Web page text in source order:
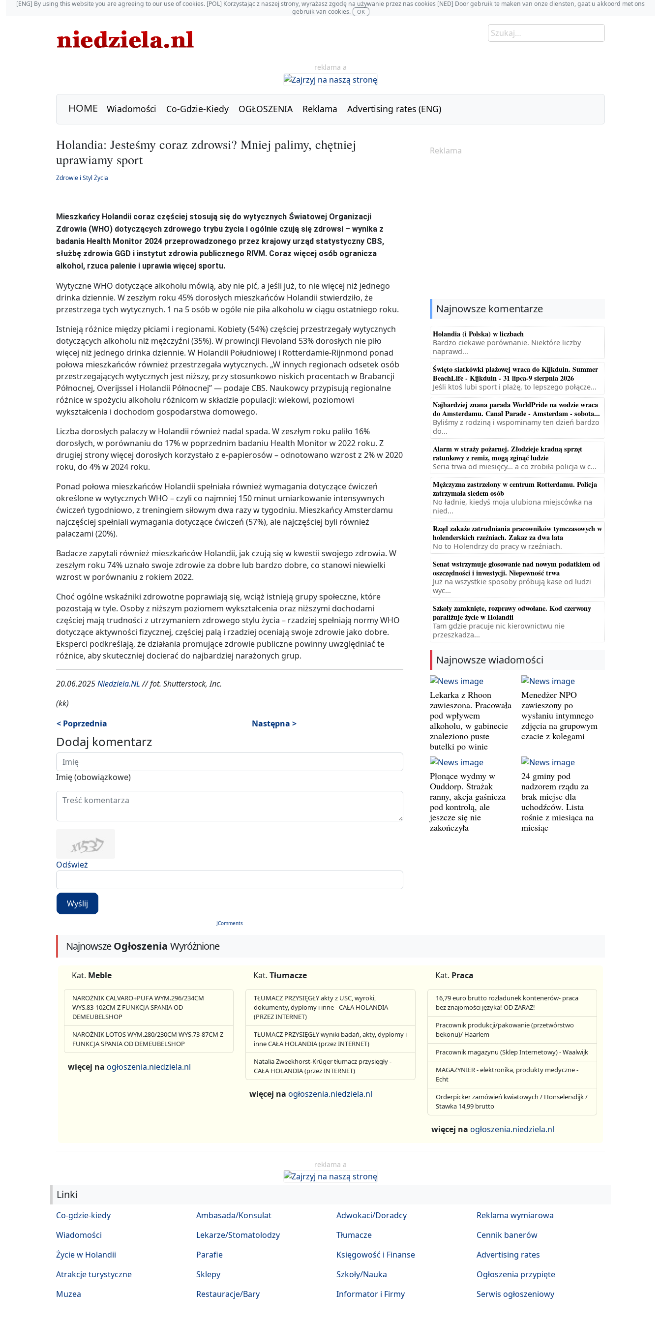
[ENG] By using this website you are agreeing to our use of cookies. [POL] Korzystając z naszej strony, wyrażasz zgodę na używanie przez nas cookies [NED] Door gebruik te maken van onze diensten, gaat u akkoord met ons
gebruik van cookies.
OK
reklama a
HOME Wiadomości Co-Gdzie-Kiedy OGŁOSZENIA Reklama Advertising rates (ENG)
Holandia: Jesteśmy coraz zdrowsi? Mniej palimy, chętniej
uprawiamy sport
Zdrowie i Styl Życia
Mieszkańcy Holandii coraz częściej stosują się do wytycznych Światowej Organizacji
Zdrowia (WHO) dotyczących zdrowego trybu życia i ogólnie czują się zdrowsi – wynika z
badania Health Monitor 2024 przeprowadzonego przez krajowy urząd statystyczny CBS,
służbę zdrowia GGD i instytut zdrowia publicznego RIVM. Coraz więcej osób ogranicza
alkohol, rzuca palenie i uprawia więcej sportu.
Wytyczne WHO dotyczące alkoholu mówią, aby nie pić, a jeśli już, to nie więcej niż jednego
drinka dziennie. W zeszłym roku 45% dorosłych mieszkańców Holandii stwierdziło, że
przestrzega tych wytycznych. 1 na 5 osób w ogóle nie piła alkoholu w ciągu ostatniego roku.
Istnieją różnice między płciami i regionami. Kobiety (54%) częściej przestrzegały wytycznych
dotyczących alkoholu niż mężczyźni (35%). W prowincji Flevoland 53% dorosłych nie piło
więcej niż jednego drinka dziennie. W Holandii Południowej i Rotterdamie-Rijnmond ponad
połowa mieszkańców również przestrzegała wytycznych. „W innych regionach odsetek osób
przestrzegających wytycznych jest niższy, przy stosunkowo niskich procentach w Brabancji
Północnej, Overijssel i Holandii Północnej” — podaje CBS. Naukowcy przypisują regionalne
różnice w spożyciu alkoholu różnicom w składzie populacji: wiekowi, poziomowi
wykształcenia i dochodom gospodarstwa domowego.
Liczba dorosłych palaczy w Holandii również nadal spada. W zeszłym roku paliło 16%
dorosłych, w porównaniu do 17% w poprzednim badaniu Health Monitor w 2022 roku. Z
drugiej strony więcej dorosłych korzystało z e-papierosów – odnotowano wzrost z 2% w 2020
roku, do 4% w 2024 roku.
Ponad połowa mieszkańców Holandii spełniała również wymagania dotyczące ćwiczeń
określone w wytycznych WHO – czyli co najmniej 150 minut umiarkowanie intensywnych
ćwiczeń tygodniowo, z treningiem siłowym dwa razy w tygodniu. Mieszkańcy Amsterdamu
najczęściej spełniali wymagania dotyczące ćwiczeń (57%), ale najczęściej byli również
palaczami (20%).
Badacze zapytali również mieszkańców Holandii, jak czują się w kwestii swojego zdrowia. W
zeszłym roku 74% uznało swoje zdrowie za dobre lub bardzo dobre, co stanowi niewielki
wzrost w porównaniu z rokiem 2022.
Choć ogólne wskaźniki zdrowotne poprawiają się, wciąż istnieją grupy społeczne, które
pozostają w tyle. Osoby z niższym poziomem wykształcenia oraz niższymi dochodami
częściej mają trudności z utrzymaniem zdrowego stylu życia – rzadziej spełniają normy WHO
dotyczące aktywności fizycznej, częściej palą i rzadziej oceniają swoje zdrowie jako dobre.
Eksperci podkreślają, że działania promujące zdrowie publiczne powinny uwzględniać te
różnice, aby skuteczniej docierać do najbardziej narażonych grup.
20.06.2025Niedziela.NL// fot. Shutterstock, Inc.
(kk)
< Poprzednia
Następna >
Dodaj komentarz
Imię (obowiązkowe)
Odśwież
Wyślij
JComments
Reklama
Najnowsze komentarze
Holandia (i Polska) w liczbach
Bardzo ciekawe porównanie. Niektóre liczby
naprawd...
Święto siatkówki plażowej wraca do Kijkduin. Summer
BeachLife - Kijkduin - 31 lipca-9 sierpnia 2026
Jeśli ktoś lubi sport i plażę, to lepszego połącze...
Najbardziej znana parada WorldPride na wodzie wraca
do Amsterdamu. Canal Parade - Amsterdam - sobota...
Byliśmy z rodziną i wspominamy ten dzień bardzo
do...
Alarm w straży pożarnej. Złodzieje kradną sprzęt
ratunkowy z remiz, mogą zginąć ludzie
Seria trwa od miesięcy... a co zrobiła policja w c...
Mężczyzna zastrzelony w centrum Rotterdamu. Policja
zatrzymała siedem osób
No ładnie, kiedyś moja ulubiona miejscówka na
nied...
Rząd zakaże zatrudniania pracowników tymczasowych w
holenderskich rzeźniach. Zakaz za dwa lata
No to Holendrzy do pracy w rzeźniach.
Senat wstrzymuje głosowanie nad nowym podatkiem od
oszczędności i inwestycji. Niepewność trwa
Już na wszystkie sposoby próbują kase od ludzi
wyc...
Szkoły zamknięte, rozprawy odwołane. Kod czerwony
paraliżuje życie w Holandii
Tam gdzie pracuje nic kierownictwu nie
przeszkadza...
Najnowsze wiadomości
Lekarka z Rhoon
zawieszona. Pracowała
pod wpływem
alkoholu, w gabinecie
znaleziono puste
butelki po winie
Menedżer NPO
zawieszony po
wysłaniu intymnego
zdjęcia na grupowym
czacie z kolegami
Płonące wydmy w
Ouddorp. Strażak
ranny, akcja gaśnicza
pod kontrolą, ale
jeszcze się nie
zakończyła
24 gminy pod
nadzorem rządu za
brak miejsc dla
uchodźców. Lista
rośnie z miesiąca na
miesiąc
NajnowszeOgłoszenia Wyróżnione
Kat. Meble
NAROŻNIK CALVARO+PUFA WYM.296/234CM
WYS.83-102CM Z FUNKCJA SPANIA OD
DEMEUBELSHOP
NAROŻNIK LOTOS WYM.280/230CM WYS.73-87CM Z
FUNKCJA SPANIA OD DEMEUBELSHOP
więcej na ogłoszenia.niedziela.nl
Kat. Tłumacze
TŁUMACZ PRZYSIĘGŁY akty z USC, wyroki,
dokumenty, dyplomy i inne - CAŁA HOLANDIA
(PRZEZ INTERNET)
TŁUMACZ PRZYSIĘGŁY wyniki badań, akty, dyplomy i
inne CAŁA HOLANDIA (przez INTERNET)
Natalia Zweekhorst-Krüger tłumacz przysięgły -
CAŁA HOLANDIA (przez INTERNET)
więcej naogłoszenia.niedziela.nl
Kat. Praca
16,79 euro brutto rozładunek kontenerów- praca
bez znajomości języka! OD ZARAZ!
Pracownik produkcji/pakowanie (przetwórstwo
bekonu)/ Haarlem
Pracownik magazynu (Sklep Internetowy) - Waalwijk
MAGAZYNIER - elektronika, produkty medyczne -
Echt
Orderpicker zamówień kwiatowych / Honselersdijk /
Stawka 14,99 brutto
więcej na ogłoszenia.niedziela.nl
reklama a
Linki
Co-gdzie-kiedy
Wiadomości
Życie w Holandii
Atrakcje turystyczne
Muzea
Ambasada/Konsulat
Lekarze/Stomatolodzy
Parafie
Sklepy
Restauracje/Bary
Adwokaci/Doradcy
Tłumacze
Księgowość i Finanse
Szkoły/Nauka
Informator i Firmy
Reklama wymiarowa
Cennik banerów
Advertising rates
Ogłoszenia przypięte
Serwis ogłoszeniowy